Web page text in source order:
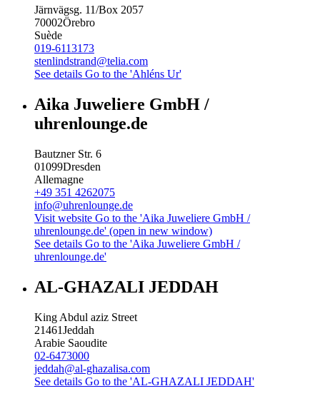
Järnvägsg. 11/Box 2057
70002Örebro
Suède
019-6113173
stenlindstrand@telia.com
See details Go to the 'Ahléns Ur'
Aika Juweliere GmbH /
uhrenlounge.de
Bautzner Str. 6
01099Dresden
Allemagne
+49 351 4262075
info@uhrenlounge.de
Visit website Go to the 'Aika Juweliere GmbH /
uhrenlounge.de' (open in new window)
See details Go to the 'Aika Juweliere GmbH /
uhrenlounge.de'
AL-GHAZALI JEDDAH
King Abdul aziz Street
21461Jeddah
Arabie Saoudite
02-6473000
jeddah@al-ghazalisa.com
See details Go to the 'AL-GHAZALI JEDDAH'